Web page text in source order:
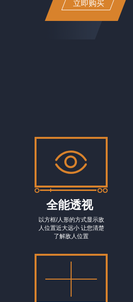
立即购买
全能透视
以方框/人形的方式显示敌
人位置近大远小 让您清楚
了解敌人位置